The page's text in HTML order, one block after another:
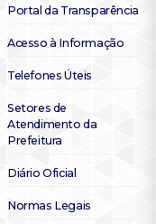
Portal da Transparência
Acesso à Informação
Telefones Úteis
Setores de
Atendimento da
Prefeitura
Diário Oficial
Normas Legais